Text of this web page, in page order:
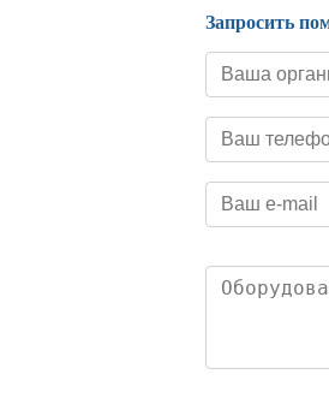
Запросить